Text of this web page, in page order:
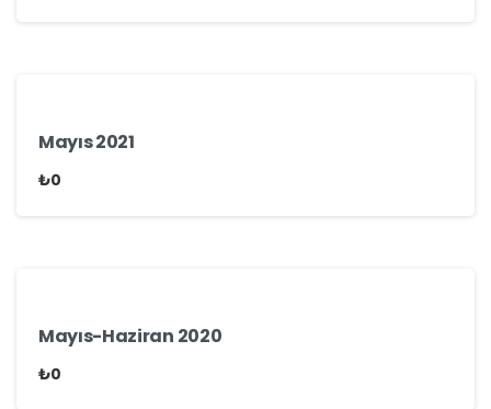
Mayıs 2021
₺0
Mayıs-Haziran 2020
₺0